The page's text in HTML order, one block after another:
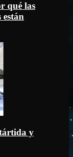
qué las
y